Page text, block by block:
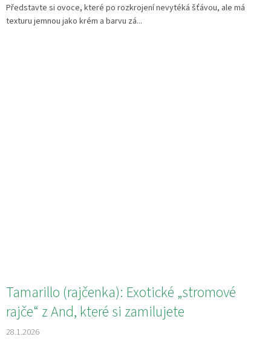
Představte si ovoce, které po rozkrojení nevytéká šťávou, ale má
texturu jemnou jako krém a barvu zá...
Tamarillo (rajčenka): Exotické „stromové
rajče“ z And, které si zamilujete
28.1.2026